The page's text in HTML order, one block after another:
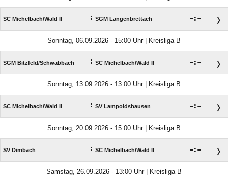
SC Michelbach/​Wald II : SGM Langenbrettach :
Sonntag, 06.09.2026 - 15:00 Uhr | Kreisliga B
SGM Bitzfeld/​Schwabbach : SC Michelbach/​Wald II :
Sonntag, 13.09.2026 - 13:00 Uhr | Kreisliga B
SC Michelbach/​Wald II : SV Lampoldshausen :
Sonntag, 20.09.2026 - 15:00 Uhr | Kreisliga B
SV Dimbach : SC Michelbach/​Wald II :
Samstag, 26.09.2026 - 13:00 Uhr | Kreisliga B